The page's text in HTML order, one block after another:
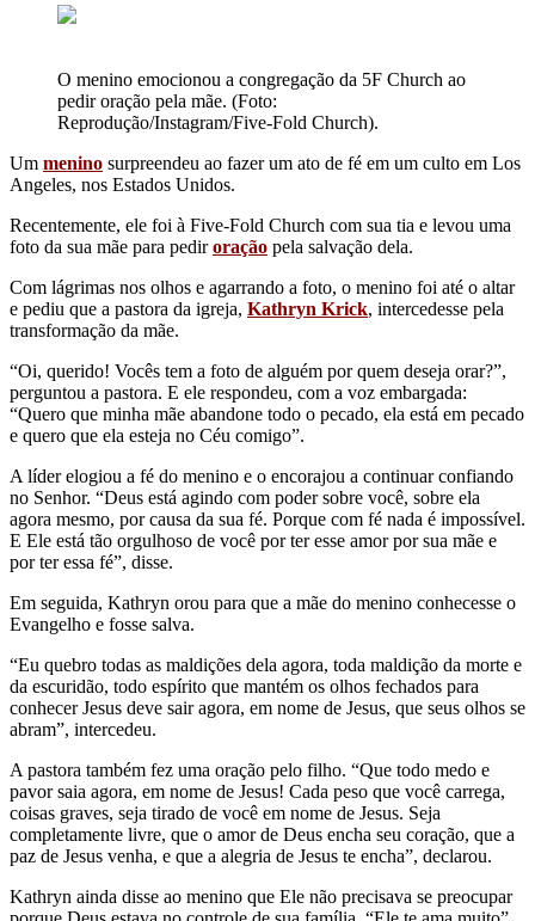
O menino emocionou a congregação da 5F Church ao
pedir oração pela mãe. (Foto:
Reprodução/Instagram/Five-Fold Church).
Um menino surpreendeu ao fazer um ato de fé em um culto em Los
Angeles, nos Estados Unidos.
Recentemente, ele foi à Five-Fold Church com sua tia e levou uma
foto da sua mãe para pediroração pela salvação dela.
Com lágrimas nos olhos e agarrando a foto, o menino foi até o altar
e pediu que a pastora da igreja, Kathryn Krick, intercedesse pela
transformação da mãe.
“Oi, querido! Vocês tem a foto de alguém por quem deseja orar?”,
perguntou a pastora. E ele respondeu, com a voz embargada:
“Quero que minha mãe abandone todo o pecado, ela está em pecado
e quero que ela esteja no Céu comigo”.
A líder elogiou a fé do menino e o encorajou a continuar confiando
no Senhor. “Deus está agindo com poder sobre você, sobre ela
agora mesmo, por causa da sua fé. Porque com fé nada é impossível.
E Ele está tão orgulhoso de você por ter esse amor por sua mãe e
por ter essa fé”, disse.
Em seguida, Kathryn orou para que a mãe do menino conhecesse o
Evangelho e fosse salva.
“Eu quebro todas as maldições dela agora, toda maldição da morte e
da escuridão, todo espírito que mantém os olhos fechados para
conhecer Jesus deve sair agora, em nome de Jesus, que seus olhos se
abram”, intercedeu.
A pastora também fez uma oração pelo filho. “Que todo medo e
pavor saia agora, em nome de Jesus! Cada peso que você carrega,
coisas graves, seja tirado de você em nome de Jesus. Seja
completamente livre, que o amor de Deus encha seu coração, que a
paz de Jesus venha, e que a alegria de Jesus te encha”, declarou.
Kathryn ainda disse ao menino que Ele não precisava se preocupar